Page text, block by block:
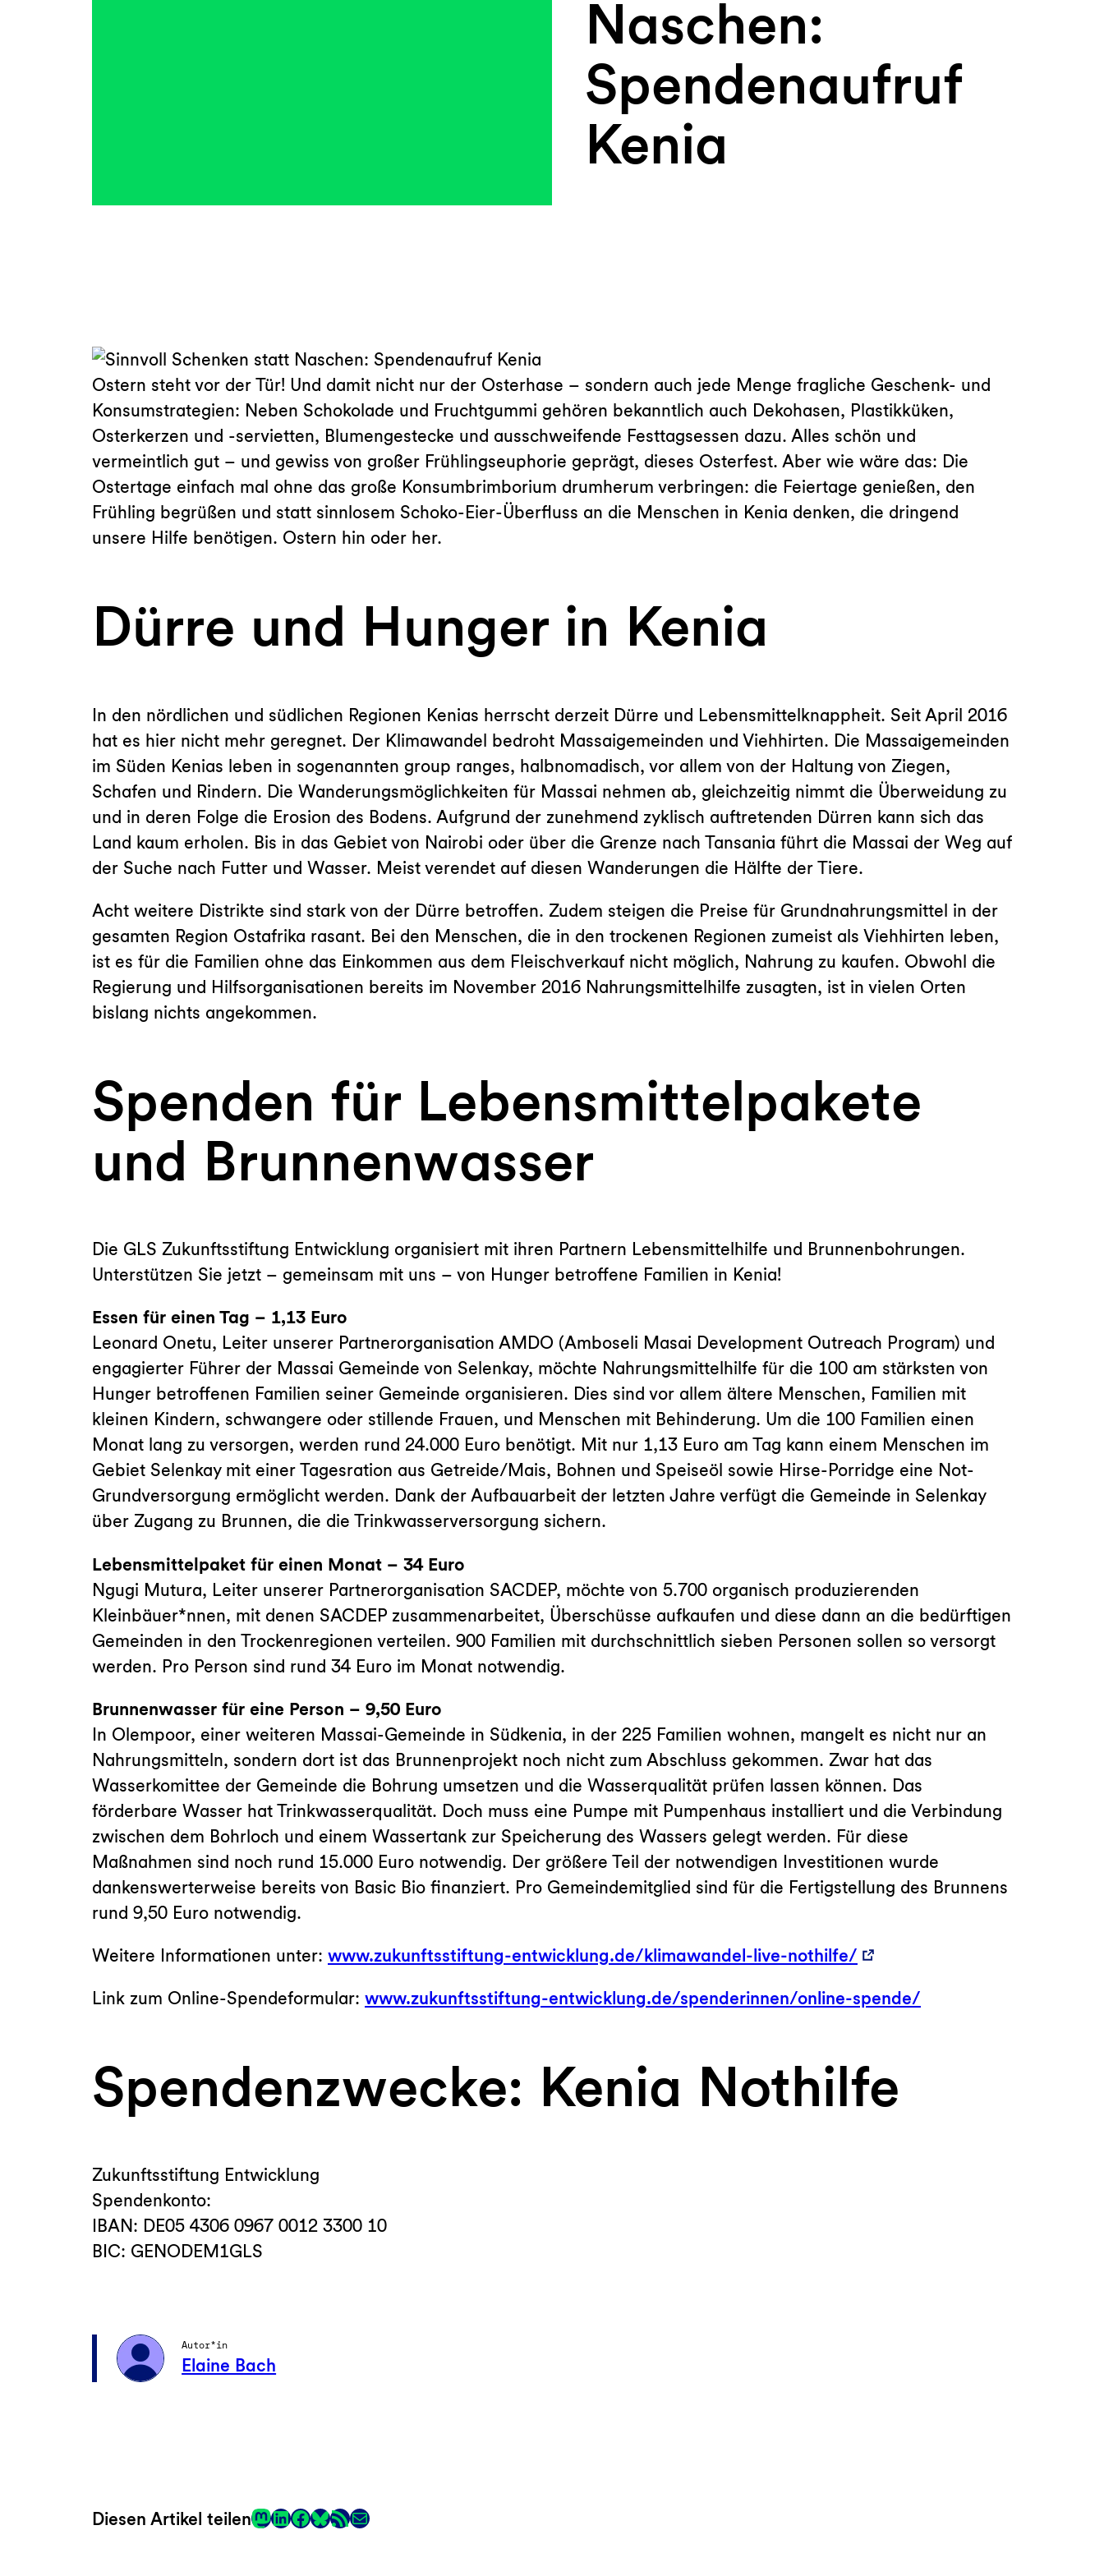
Naschen:
Spendenaufruf
Kenia
Ostern steht vor der Tür! Und damit nicht nur der Osterhase – sondern auch jede Menge fragliche Geschenk- und
Konsumstrategien: Neben Schokolade und Fruchtgummi gehören bekanntlich auch Dekohasen, Plastikküken,
Osterkerzen und -servietten, Blumengestecke und ausschweifende Festtagsessen dazu. Alles schön und
vermeintlich gut – und gewiss von großer Frühlingseuphorie geprägt, dieses Osterfest. Aber wie wäre das: Die
Ostertage einfach mal ohne das große Konsumbrimborium drumherum verbringen: die Feiertage genießen, den
Frühling begrüßen und statt sinnlosem Schoko-Eier-Überfluss an die Menschen in Kenia denken, die dringend
unsere Hilfe benötigen. Ostern hin oder her.
Dürre und Hunger in Kenia
In den nördlichen und südlichen Regionen Kenias herrscht derzeit Dürre und Lebensmittelknappheit. Seit April 2016
hat es hier nicht mehr geregnet. Der Klimawandel bedroht Massaigemeinden und Viehhirten. Die Massaigemeinden
im Süden Kenias leben in sogenannten group ranges, halbnomadisch, vor allem von der Haltung von Ziegen,
Schafen und Rindern. Die Wanderungsmöglichkeiten für Massai nehmen ab, gleichzeitig nimmt die Überweidung zu
und in deren Folge die Erosion des Bodens. Aufgrund der zunehmend zyklisch auftretenden Dürren kann sich das
Land kaum erholen. Bis in das Gebiet von Nairobi oder über die Grenze nach Tansania führt die Massai der Weg auf
der Suche nach Futter und Wasser. Meist verendet auf diesen Wanderungen die Hälfte der Tiere.
Acht weitere Distrikte sind stark von der Dürre betroffen. Zudem steigen die Preise für Grundnahrungsmittel in der
gesamten Region Ostafrika rasant. Bei den Menschen, die in den trockenen Regionen zumeist als Viehhirten leben,
ist es für die Familien ohne das Einkommen aus dem Fleischverkauf nicht möglich, Nahrung zu kaufen. Obwohl die
Regierung und Hilfsorganisationen bereits im November 2016 Nahrungsmittelhilfe zusagten, ist in vielen Orten
bislang nichts angekommen.
Spenden für Lebensmittelpakete
und Brunnenwasser
Die GLS Zukunftsstiftung Entwicklung organisiert mit ihren Partnern Lebensmittelhilfe und Brunnenbohrungen.
Unterstützen Sie jetzt – gemeinsam mit uns – von Hunger betroffene Familien in Kenia!
Essen für einen Tag – 1,13 Euro
Leonard Onetu, Leiter unserer Partnerorganisation AMDO (Amboseli Masai Development Outreach Program) und
engagierter Führer der Massai Gemeinde von Selenkay, möchte Nahrungsmittelhilfe für die 100 am stärksten von
Hunger betroffenen Familien seiner Gemeinde organisieren. Dies sind vor allem ältere Menschen, Familien mit
kleinen Kindern, schwangere oder stillende Frauen, und Menschen mit Behinderung. Um die 100 Familien einen
Monat lang zu versorgen, werden rund 24.000 Euro benötigt. Mit nur 1,13 Euro am Tag kann einem Menschen im
Gebiet Selenkay mit einer Tagesration aus Getreide/Mais, Bohnen und Speiseöl sowie Hirse-Porridge eine Not-
Grundversorgung ermöglicht werden. Dank der Aufbauarbeit der letzten Jahre verfügt die Gemeinde in Selenkay
über Zugang zu Brunnen, die die Trinkwasserversorgung sichern.
Lebensmittelpaket für einen Monat – 34 Euro
Ngugi Mutura, Leiter unserer Partnerorganisation SACDEP, möchte von 5.700 organisch produzierenden
Kleinbäuer*nnen, mit denen SACDEP zusammenarbeitet, Überschüsse aufkaufen und diese dann an die bedürftigen
Gemeinden in den Trockenregionen verteilen. 900 Familien mit durchschnittlich sieben Personen sollen so versorgt
werden. Pro Person sind rund 34 Euro im Monat notwendig.
Brunnenwasser für eine Person – 9,50 Euro
In Olempoor, einer weiteren Massai-Gemeinde in Südkenia, in der 225 Familien wohnen, mangelt es nicht nur an
Nahrungsmitteln, sondern dort ist das Brunnenprojekt noch nicht zum Abschluss gekommen. Zwar hat das
Wasserkomittee der Gemeinde die Bohrung umsetzen und die Wasserqualität prüfen lassen können. Das
förderbare Wasser hat Trinkwasserqualität. Doch muss eine Pumpe mit Pumpenhaus installiert und die Verbindung
zwischen dem Bohrloch und einem Wassertank zur Speicherung des Wassers gelegt werden. Für diese
Maßnahmen sind noch rund 15.000 Euro notwendig. Der größere Teil der notwendigen Investitionen wurde
dankenswerterweise bereits von Basic Bio finanziert. Pro Gemeindemitglied sind für die Fertigstellung des Brunnens
rund 9,50 Euro notwendig.
Weitere Informationen unter: www.zukunftsstiftung-entwicklung.de/klimawandel-live-nothilfe/
Link zum Online-Spendeformular: www.zukunftsstiftung-entwicklung.de/spenderinnen/online-spende/
Spendenzwecke: Kenia Nothilfe
Zukunftsstiftung Entwicklung
Spendenkonto:
IBAN: DE05 4306 0967 0012 3300 10
BIC: GENODEM1GLS
Autor*in
Elaine Bach
Diesen Artikel teilenMastodon
LinkedIn
Facebook
LinkRSS-Feed
E-Mail